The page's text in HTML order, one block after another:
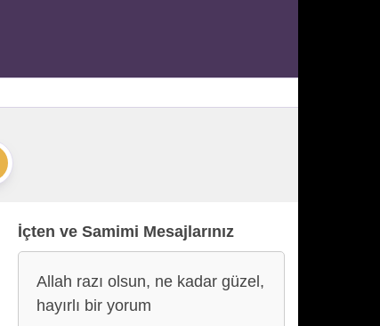
İçten ve Samimi Mesajlarınız
Allah razı olsun, ne kadar güzel,
hayırlı bir yorum